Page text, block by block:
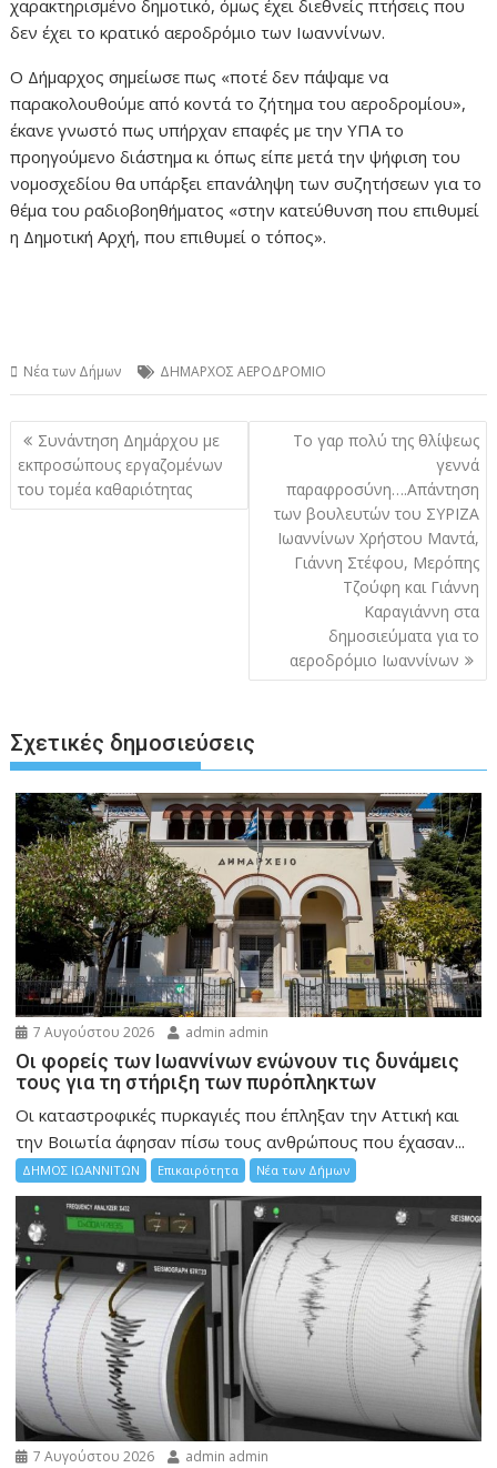
χαρακτηρισμένο δημοτικό, όμως έχει διεθνείς πτήσεις που
δεν έχει το κρατικό αεροδρόμιο των Ιωαννίνων.
Ο Δήμαρχος σημείωσε πως «ποτέ δεν πάψαμε να
παρακολουθούμε από κοντά το ζήτημα του αεροδρομίου»,
έκανε γνωστό πως υπήρχαν επαφές με την ΥΠΑ το
προηγούμενο διάστημα κι όπως είπε μετά την ψήφιση του
νομοσχεδίου θα υπάρξει επανάληψη των συζητήσεων για το
θέμα του ραδιοβοηθήματος «στην κατεύθυνση που επιθυμεί
η Δημοτική Αρχή, που επιθυμεί ο τόπος».
Νέα των Δήμων ΔΗΜΑΡΧΟΣ ΑΕΡΟΔΡΟΜΙΟ
Πλοήγηση
άρθρων
Συνάντηση Δημάρχου με
εκπροσώπους εργαζομένων
του τομέα καθαριότητας
Το γαρ πολύ της θλίψεως
γεννά
παραφροσύνη….Απάντηση
των βουλευτών του ΣΥΡΙΖΑ
Ιωαννίνων Χρήστου Μαντά,
Γιάννη Στέφου, Μερόπης
Τζούφη και Γιάννη
Καραγιάννη στα
δημοσιεύματα για το
αεροδρόμιο Ιωαννίνων
Σχετικές δημοσιεύσεις
7 Αυγούστου 2026 admin admin
Οι φορείς των Ιωαννίνων ενώνουν τις δυνάμεις
τους για τη στήριξη των πυρόπληκτων
Οι καταστροφικές πυρκαγιές που έπληξαν την Αττική και
την Bοιωτία άφησαν πίσω τους ανθρώπους που έχασαν...
ΔΗΜΟΣ ΙΩΑΝΝΙΤΩΝ Επικαιρότητα Νέα των Δήμων
7 Αυγούστου 2026 admin admin